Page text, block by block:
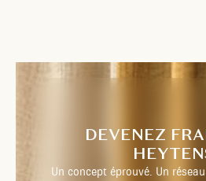
DEVENEZ
Un concept éprouvé. Un